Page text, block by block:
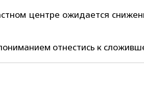
центре ожидается
отнестись к